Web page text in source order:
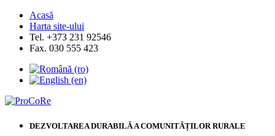
Acasă
Harta site-ului
Tel. +373 231 92546
Fax. 030 555 423
DEZVOLTAREA DURABILĂ A COMUNITĂȚILOR RURALE